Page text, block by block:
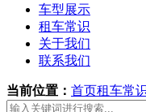
车型展示
租车常识
关于我们
联系我们
当前位置： 首页租车常